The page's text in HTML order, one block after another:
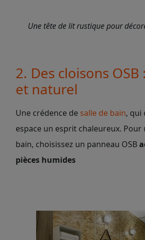
Une tête de lit rustique pour
2. Des cloisons
et naturel
Une crédence de salle de bain, qui
espace un esprit chaleureux. Pour
bain, choisissez un panneau OSB
pièces humides